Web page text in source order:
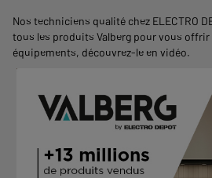
Nos techniciens qualité chez ELECTRO
tous les produits Valberg pour vous offrir
équipements, découvrez-le en vidéo.